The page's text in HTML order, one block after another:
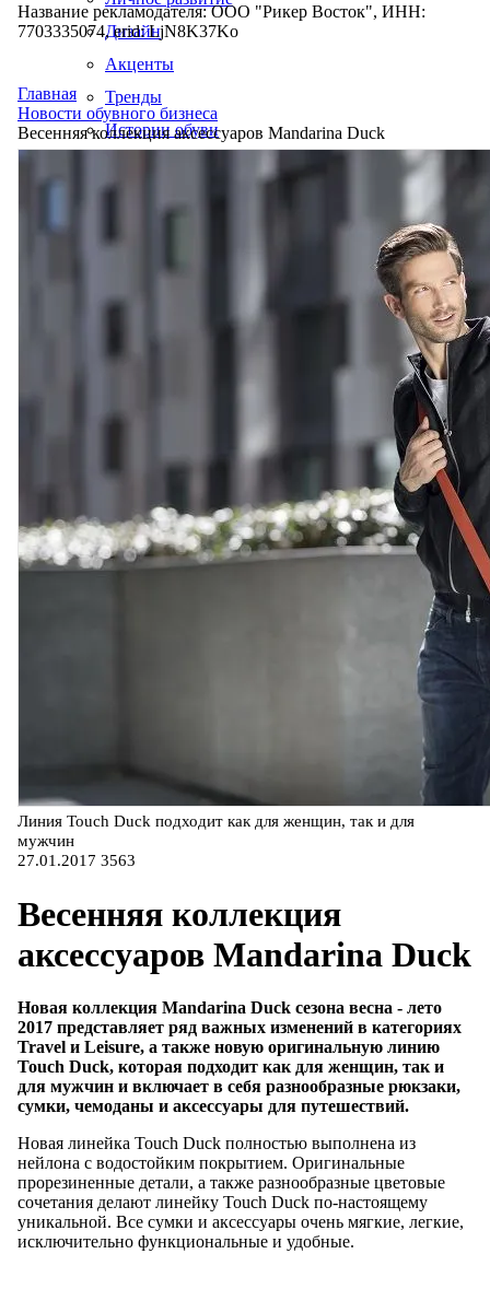
Дизайн
Акценты
Тренды
Истории обуви
Название рекламодателя: ООО "Рикер Восток", ИНН:
7703335074, erid: LjN8K37Ko
Главная
Новости обувного бизнеса
Весенняя коллекция аксессуаров Mandarina Duck
Линия Touch Duck подходит как для женщин, так и для
мужчин
27.01.2017 3563
Весенняя коллекция
аксессуаров Mandarina Duck
Новая коллекция Mandarina Duck сезона весна - лето
2017 представляет ряд важных изменений в категориях
Travel и Leisure, а также новую оригинальную линию
Touch Duck, которая подходит как для женщин, так и
для мужчин и включает в себя разнообразные рюкзаки,
сумки, чемоданы и аксессуары для путешествий.
Новая линейка Touch Duck полностью выполнена из
нейлона с водостойким покрытием. Оригинальные
прорезиненные детали, а также разнообразные цветовые
сочетания делают линейку Touch Duck по-настоящему
уникальной. Все сумки и аксессуары очень мягкие, легкие,
исключительно функциональные и удобные.